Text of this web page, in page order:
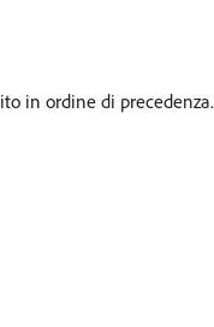
in ordine di precedenza.